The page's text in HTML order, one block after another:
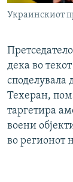
Украинскиот
дека во
споделувала
Техеран,
таргетира
воени
во регионот